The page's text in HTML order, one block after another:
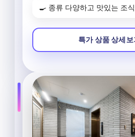
🍳 종류 다양하고 맛있는 조
특가 상품 상세보